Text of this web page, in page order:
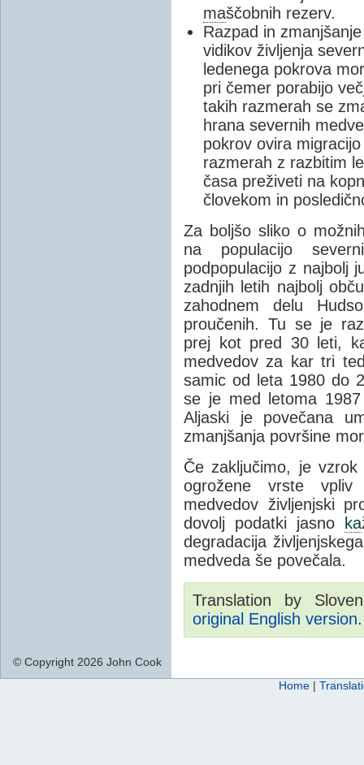
maščobnih rezerv.
Razpad in
vidikov življenja
ledenega pokrova
pri čemer porabijo
takih razmerah se
hrana severnih
pokrov ovira
razmerah z razbitim
časa preživeti na
človekom in
Za boljšo sliko o
na populacijo
podpopulacijo z najbolj
zadnjih letih najbolj
zahodnem delu
proučenih. Tu se je
prej kot pred 30 leti,
medvedov za kar tri
samic od leta 1980 do
se je med letoma
Aljaski je povečana
zmanjšanja površine
Če zaključimo, je
ogrožene vrste vpliv
medvedov življenjski
dovolj podatki jasno
ka
degradacija
medveda še povečala.
Translation by
original English version.
© Copyright 2026 John Cook
Home |